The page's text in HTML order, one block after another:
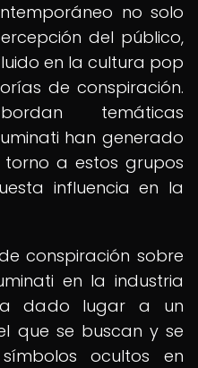
no solo
del público,
en la cultura pop
de conspiración.
temáticas
han generado
torno a estos grupos
influencia en la
conspiración sobre
en la industria
dado lugar a un
que se buscan y se
ocultos en